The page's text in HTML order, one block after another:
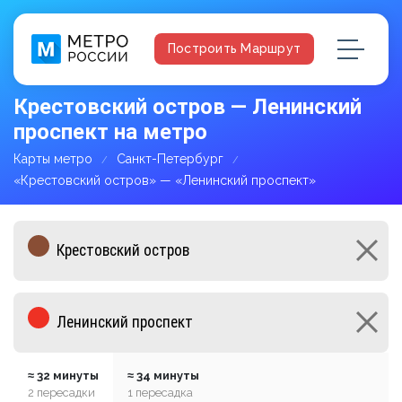
Построить Маршрут
Крестовский остров — Ленинский
проспект на метро
Карты метро
Санкт-Петербург
«Крестовский остров» — «Ленинский проспект»
≈ 32 минуты
2 пересадки
≈ 34 минуты
1 пересадка